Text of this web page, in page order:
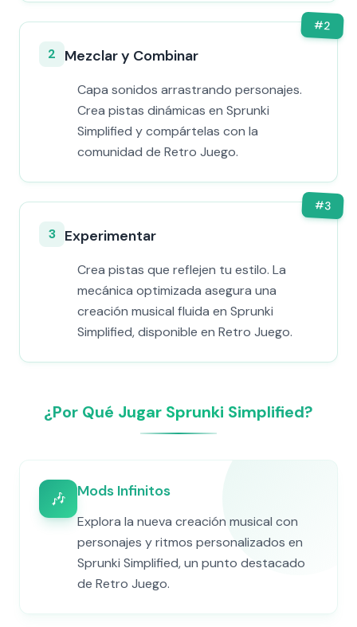
#2
2 Mezclar y Combinar
Capa sonidos arrastrando personajes.
Crea pistas dinámicas en Sprunki
Simplified y compártelas con la
comunidad de Retro Juego.
#3
3 Experimentar
Crea pistas que reflejen tu estilo. La
mecánica optimizada asegura una
creación musical fluida en Sprunki
Simplified, disponible en Retro Juego.
¿Por Qué Jugar Sprunki Simplified?
🎶 Mods Infinitos
Explora la nueva creación musical con
personajes y ritmos personalizados en
Sprunki Simplified, un punto destacado
de Retro Juego.